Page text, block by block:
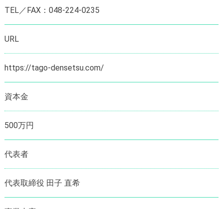
TEL／FAX：048-224-0235
URL
https://tago-densetsu.com/
資本金
500万円
代表者
代表取締役 田子 直希